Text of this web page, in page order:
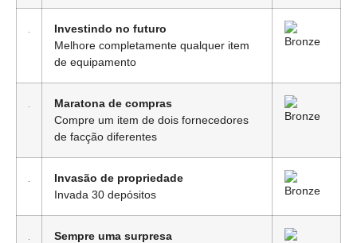
Investindo no futuro
Melhore completamente qualquer item
de equipamento
Maratona de compras
Compre um item de dois fornecedores
de facção diferentes
Invasão de propriedade
Invada 30 depósitos
Sempre uma surpresa